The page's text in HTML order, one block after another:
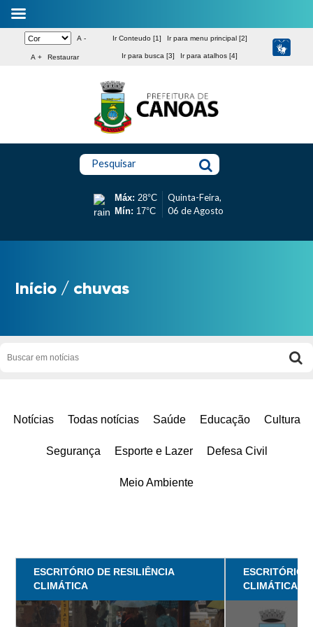
A -
A + Restaurar
Ir Conteudo [1] Ir para menu principal [2]
Ir para busca [3] Ir para atalhos [4]
Pesquisar
Máx: 28°C
Mín: 17°C
Quinta-Feira,
06 de Agosto
Início / chuvas
Notícias Todas notícias Saúde Educação Cultura
Segurança Esporte e Lazer Defesa Civil
Meio Ambiente
ESCRITÓRIO DE RESILIÊNCIA
CLIMÁTICA
ESCRITÓRIO
CLIMÁTICA